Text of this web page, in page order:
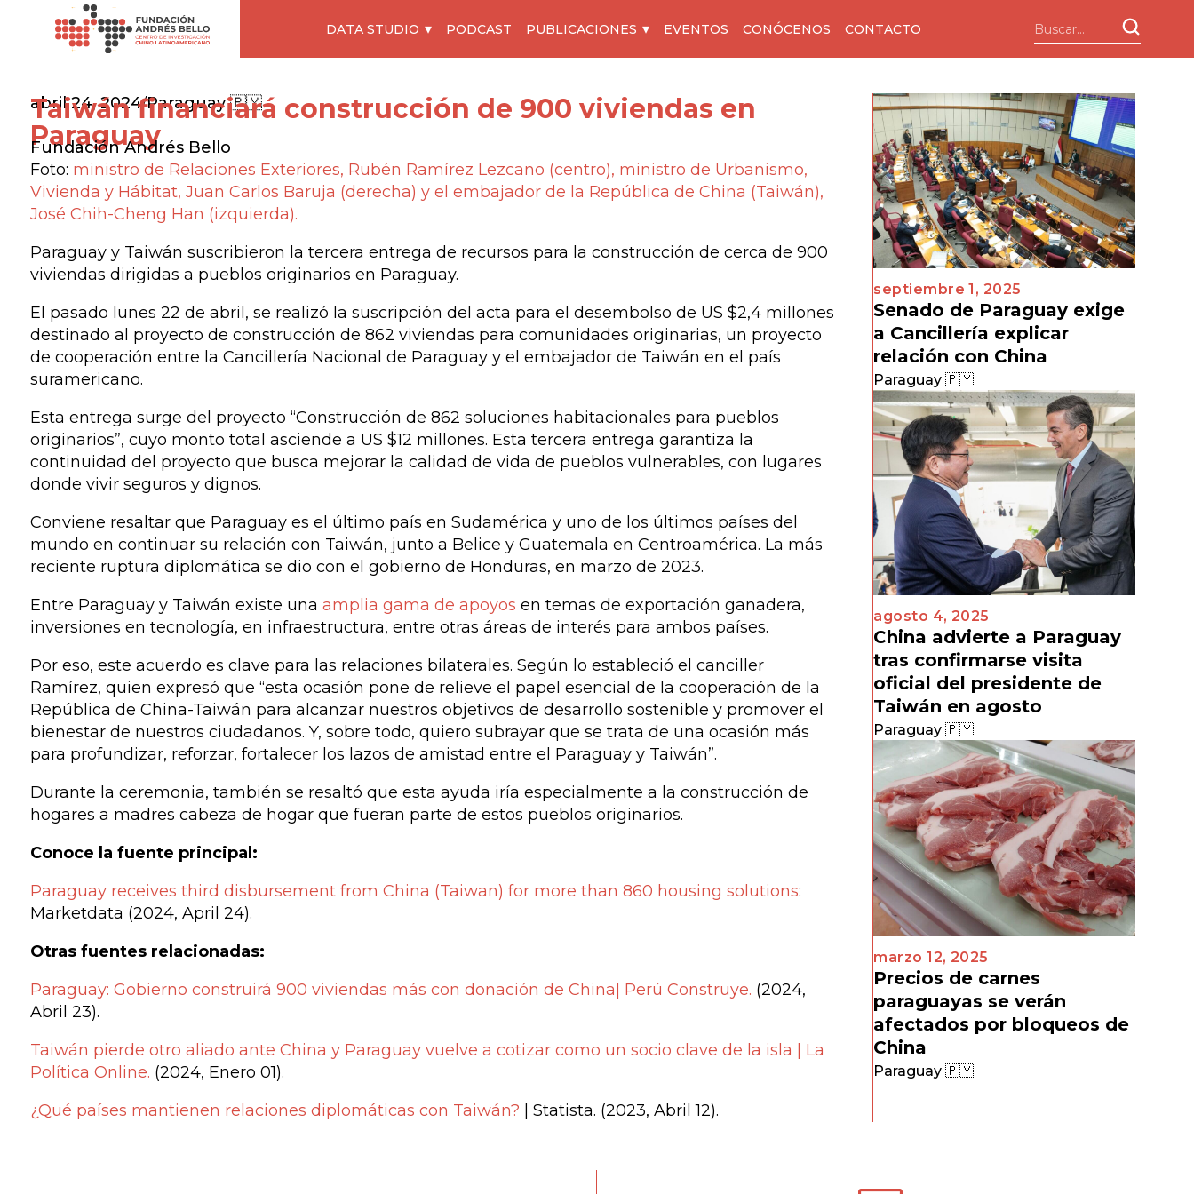
DATA STUDIO PODCAST PUBLICACIONES EVENTOS CONÓCENOS CONTACTO
abril 24, 2024/Paraguay 🇵🇾
Taiwán financiará construcción de 900 viviendas en
Paraguay
Fundación Andrés Bello
Foto: ministro de Relaciones Exteriores, Rubén Ramírez Lezcano (centro), ministro de Urbanismo,
Vivienda y Hábitat, Juan Carlos Baruja (derecha) y el embajador de la República de China (Taiwán),
José Chih-Cheng Han (izquierda).
Paraguay y Taiwán suscribieron la tercera entrega de recursos para la construcción de cerca de 900
viviendas dirigidas a pueblos originarios en Paraguay.
El pasado lunes 22 de abril, se realizó la suscripción del acta para el desembolso de US $2,4 millones
destinado al proyecto de construcción de 862 viviendas para comunidades originarias, un proyecto
de cooperación entre la Cancillería Nacional de Paraguay y el embajador de Taiwán en el país
suramericano.
Esta entrega surge del proyecto “Construcción de 862 soluciones habitacionales para pueblos
originarios”, cuyo monto total asciende a US $12 millones. Esta tercera entrega garantiza la
continuidad del proyecto que busca mejorar la calidad de vida de pueblos vulnerables, con lugares
donde vivir seguros y dignos.
Conviene resaltar que Paraguay es el último país en Sudamérica y uno de los últimos países del
mundo en continuar su relación con Taiwán, junto a Belice y Guatemala en Centroamérica. La más
reciente ruptura diplomática se dio con el gobierno de Honduras, en marzo de 2023.
Entre Paraguay y Taiwán existe una amplia gama de apoyos en temas de exportación ganadera,
inversiones en tecnología, en infraestructura, entre otras áreas de interés para ambos países.
Por eso, este acuerdo es clave para las relaciones bilaterales. Según lo estableció el canciller
Ramírez, quien expresó que “esta ocasión pone de relieve el papel esencial de la cooperación de la
República de China-Taiwán para alcanzar nuestros objetivos de desarrollo sostenible y promover el
bienestar de nuestros ciudadanos. Y, sobre todo, quiero subrayar que se trata de una ocasión más
para profundizar, reforzar, fortalecer los lazos de amistad entre el Paraguay y Taiwán”.
Durante la ceremonia, también se resaltó que esta ayuda iría especialmente a la construcción de
hogares a madres cabeza de hogar que fueran parte de estos pueblos originarios.
Conoce la fuente principal:
Paraguay receives third disbursement from China (Taiwan) for more than 860 housing solutions:
Marketdata (2024, April 24).
Otras fuentes relacionadas:
Paraguay: Gobierno construirá 900 viviendas más con donación de China| Perú Construye. (2024,
Abril 23).
Taiwán pierde otro aliado ante China y Paraguay vuelve a cotizar como un socio clave de la isla | La
Política Online. (2024, Enero 01).
¿Qué países mantienen relaciones diplomáticas con Taiwán?
| Statista. (2023, Abril 12).
septiembre 1, 2025
Senado de Paraguay exige
a Cancillería explicar
relación con China
Paraguay 🇵🇾
agosto 4, 2025
China advierte a Paraguay
tras confirmarse visita
oficial del presidente de
Taiwán en agosto
Paraguay 🇵🇾
marzo 12, 2025
Precios de carnes
paraguayas se verán
afectados por bloqueos de
China
Paraguay 🇵🇾